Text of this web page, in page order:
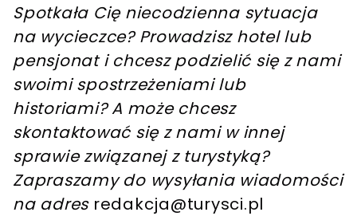
Spotkała Cię niecodzienna sytuacja
na wycieczce? Prowadzisz hotel lub
pensjonat i chcesz podzielić się z nami
swoimi spostrzeżeniami lub
historiami? A może chcesz
skontaktować się z nami w innej
sprawie związanej z turystyką?
Zapraszamy do wysyłania wiadomości
na adres redakcja@turysci.pl